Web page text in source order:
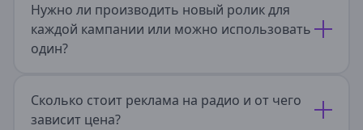
Нужно ли производить новый ролик для
каждой кампании или можно использовать
один?
Сколько стоит реклама на радио и от чего
зависит цена?
Каменск-Уральский
Камышлов
Карпинск
Краснотурьинск
Красноуфимск